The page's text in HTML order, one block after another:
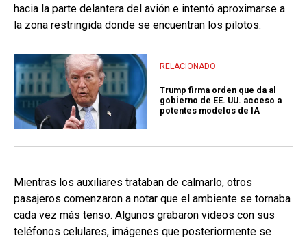
hacia la parte delantera del avión e intentó aproximarse a
la zona restringida donde se encuentran los pilotos.
RELACIONADO
Trump firma orden que da al
gobierno de EE. UU. acceso a
potentes modelos de IA
Mientras los auxiliares trataban de calmarlo, otros
pasajeros comenzaron a notar que el ambiente se tornaba
cada vez más tenso. Algunos grabaron videos con sus
teléfonos celulares, imágenes que posteriormente se